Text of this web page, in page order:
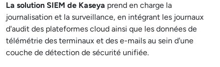
La solution SIEM de Kaseya prend en charge la
journalisation et la surveillance, en intégrant les journaux
d'audit des plateformes cloud ainsi que les données de
télémétrie des terminaux et des e-mails au sein d'une
couche de détection de sécurité unifiée.